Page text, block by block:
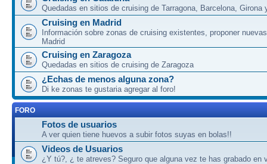
Quedadas en sitios de cruising de Tarragona, Barcelona, Girona
Cruising en Madrid
Información sobre zonas de cruising existentes, proponer
Madrid
Cruising en Zaragoza
Quedadas en sitios de cruising de Zaragoza
¿Echas de menos alguna zona?
Di ke zonas te gustaria agregar al foro!
FORO
Fotos de usuarios
A ver quien tiene huevos a subir fotos suyas en bolas!!
Videos de Usuarios
¿Y tú?, ¿ te atreves? Seguro que alguna vez te has grabado en